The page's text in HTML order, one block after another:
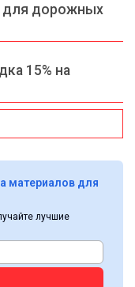
для дорожных
15% на
материалов для
лучшие